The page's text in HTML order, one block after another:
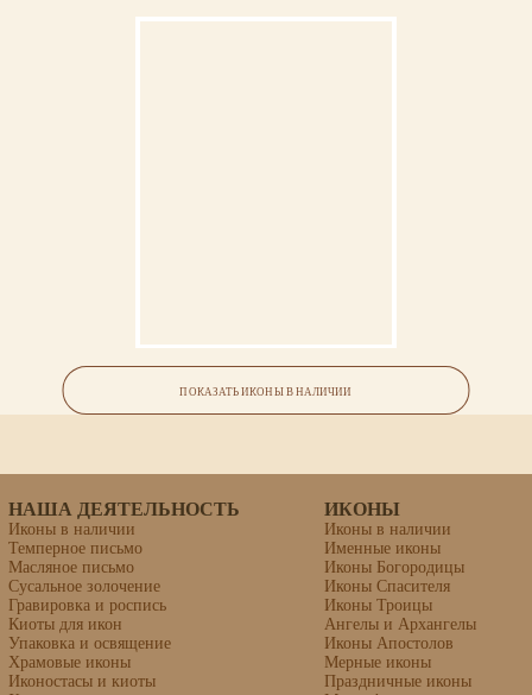
Икона «Адриан и Наталия, святые
мученики»
ПОКАЗАТЬ ИКОНЫ В НАЛИЧИИ
НАША ДЕЯТЕЛЬНОСТЬ
Иконы в наличии
Темперное письмо
Масляное письмо
Сусальное золочение
Гравировка и роспись
Киоты для икон
Упаковка и освящение
Храмовые иконы
Иконостасы и киоты
ИКОНЫ
Иконы в наличии
Именные иконы
Иконы Богородицы
Иконы Спасителя
Иконы Троицы
Ангелы и Архангелы
Иконы Апостолов
Мерные иконы
Праздничные иконы